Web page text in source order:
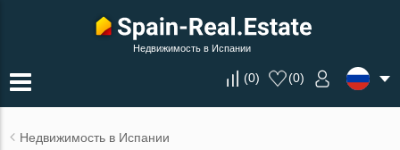
Недвижимость в Испании
(0) (0)
Недвижимость в Испании